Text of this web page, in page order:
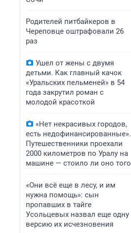
Родителей питбайкеров в
Череповце оштрафовали 26
раз
Ушел от жены с двумя
детьми. Как главный качок
«Уральских пельменей» в 54
года закрутил роман с
молодой красоткой
«Нет некрасивых городов,
есть недофинансированные».
Путешественники проехали
2000 километров по Уралу на
машине — стоило ли оно того
«Они всё еще в лесу, и им
нужна помощь»: сын
пропавших в тайге
Усольцевых назвал еще одну
версию их исчезновения